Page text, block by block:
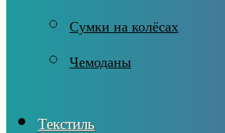
Сумки на колёсах
Чемоданы
Текстиль